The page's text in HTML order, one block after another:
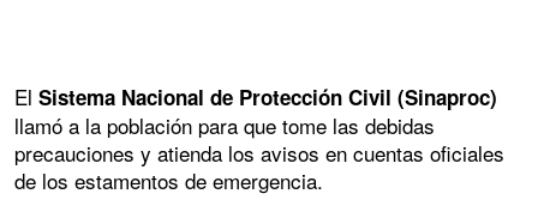
El Sistema Nacional de Protección Civil (Sinaproc)
llamó a la población para que tome las debidas
precauciones y atienda los avisos en cuentas oficiales
de los estamentos de emergencia.